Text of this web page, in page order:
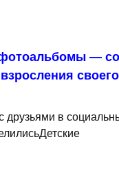
—
своего
друзьями в